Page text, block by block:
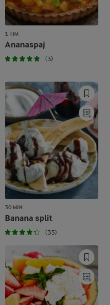
1 TIM
Ananaspaj
(3)
30 MIN
Banana split
(35)